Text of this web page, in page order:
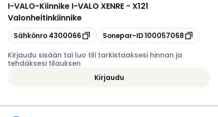
I-VALO-Kiinnike I-VALO XENRE - X121
Valonheitinkiinnike
Kopioi
Sähkönro 4300066 Kopioi
Sonepar-ID100057068
Kirjaudu sisään tai luo tili tarkistaaksesi hinnan ja
tehdäksesi tilauksen
Kirjaudu